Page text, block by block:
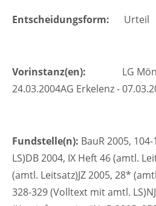
info@yourdomain.com
Lorem ipsum dolor sit
adipiscing elit.
massa. Cum sociis natoque
dis parturient montes,
Donec quam felis, ultricies
Entscheidungsform: Urteil
Vorinstanz(en):
LG
24.03.2004AG Erkelenz -
Fundstelle(n): BauR 2005,
LS)DB 2004, IX Heft 46 (amtl.
(amtl. Leitsatz)JZ 2005, 28*
328-329 (Volltext mit amtl.